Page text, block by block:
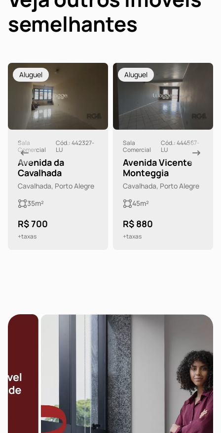
semelhantes
Aluguel
Sala
Comercial
Cód.: 442327-
LU
Avenida da
Cavalhada
Cavalhada, Porto Alegre
35m²
R$ 700
+taxas
Aluguel
Sala
Comercial
Cód.: 444567-
LU
Avenida Vicente
Monteggia
Cavalhada, Porto Alegre
45m²
R$ 880
+taxas